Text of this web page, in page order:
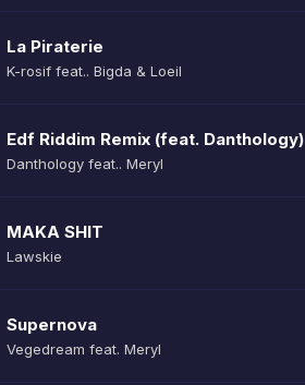
La Piraterie
K-rosif feat.. Bigda & Loeil
Edf Riddim Remix (feat. Danthology)
Danthology feat.. Meryl
MAKA SHIT
Lawskie
Supernova
Vegedream feat. Meryl